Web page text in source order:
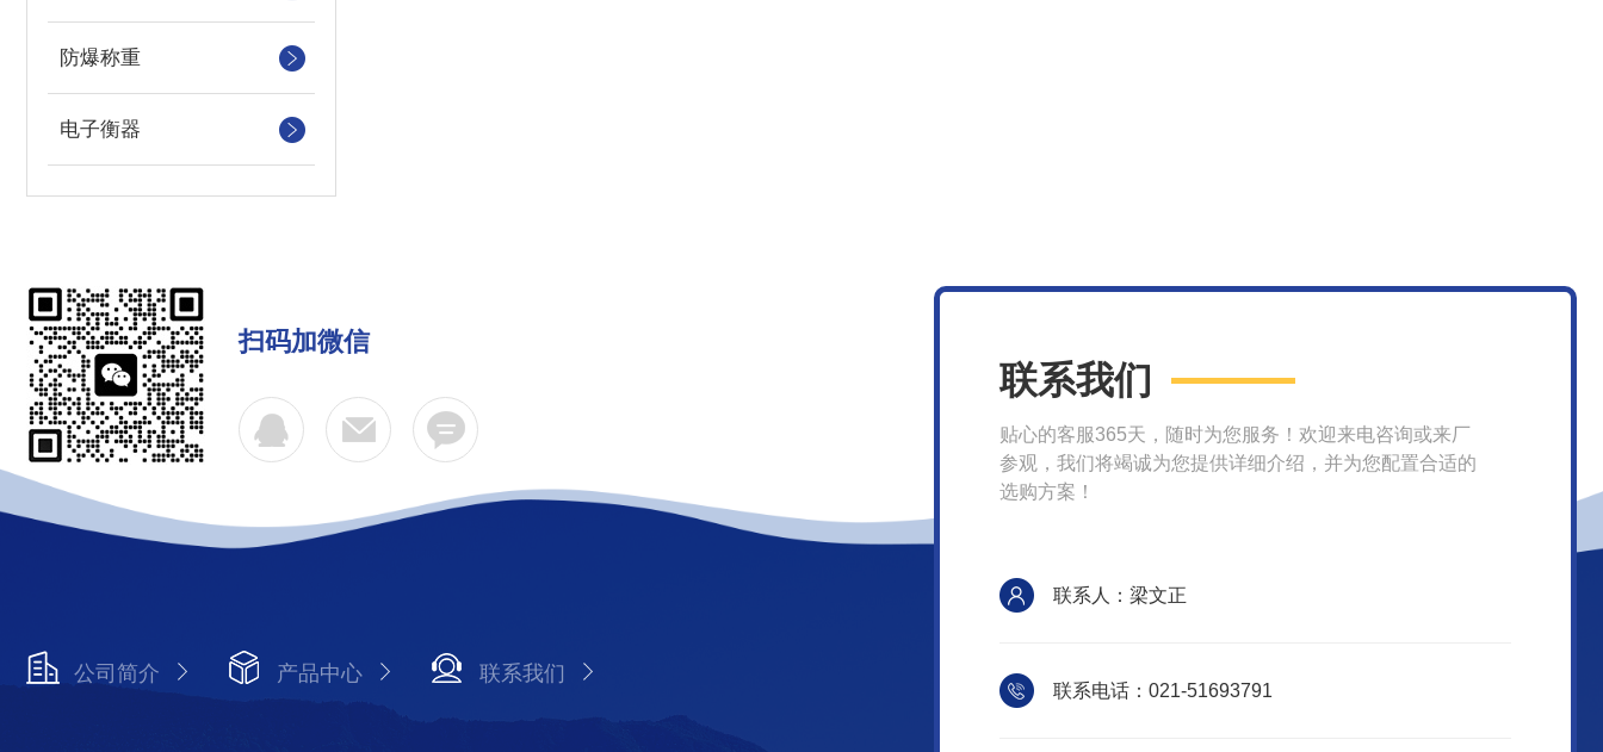
防爆称重
电子衡器
扫码加微信
公司简介 产品中心 联系我们
联系我们
贴心的客服365天，随时为您服务！欢迎来电咨询或来厂
参观，我们将竭诚为您提供详细介绍，并为您配置合适的
选购方案！
联系人：梁文正
联系电话：021-51693791